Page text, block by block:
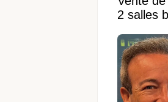
2 salles